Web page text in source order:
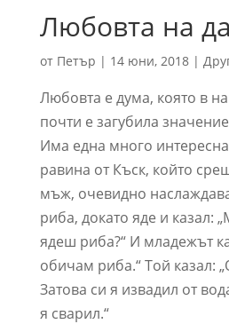
Любовта на
от Петър | 14 юни, 2018|
Любовта е дума, която в
почти е загубила
Има една много
равина от Къск, който
мъж, очевидно
риба, докато яде и казал:
ядеш риба?“ И младежът
обичам риба.“ Той казал:
Затова си я извадил от
я сварил.“